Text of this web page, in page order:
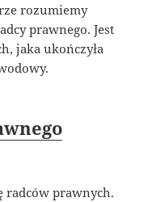
rozumiemy
prawnego. Jest
jaka ukończyła
radców prawnych.